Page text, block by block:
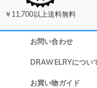
￥11,700以上送料無料
お問い合わせ
DRAWELRYについ
DRAWELRYについ
お買い物ガイド